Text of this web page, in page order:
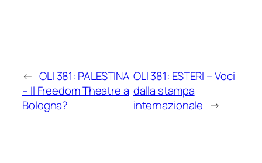
← OLI 381: PALESTINA
– Il Freedom Theatre a
Bologna?
OLI 381: ESTERI – Voci
dalla stampa
internazionale →